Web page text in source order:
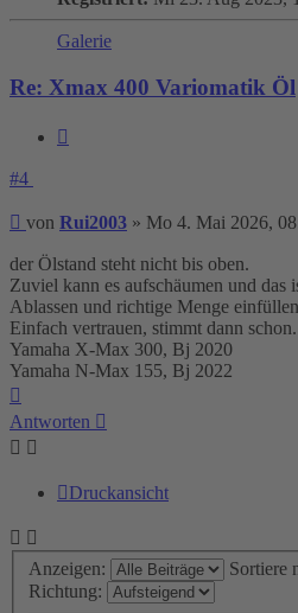
Galerie
Re: Xmax 400 Variomatik Öl
#4
Beitrag
von Rui2003 » Mo 4. Mai 2026,
der Ölstand steht nicht bis oben.
Zuviel kann es aufschäumen und das
Ablassen und richtige Menge
Einfach vertrauen, stimmt dann schon.
Yamaha X-Max 300, Bj 2020
Yamaha N-Max 155, Bj 2022
Antworten
Druckansicht
Anzeigen:
Sortiere
Richtung: